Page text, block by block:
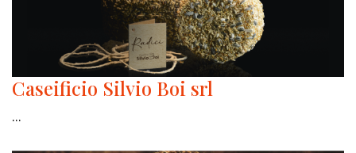
Caseificio Silvio Boi srl
...